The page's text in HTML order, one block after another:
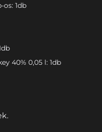
os: 1db
40% 0,05 l: 1db